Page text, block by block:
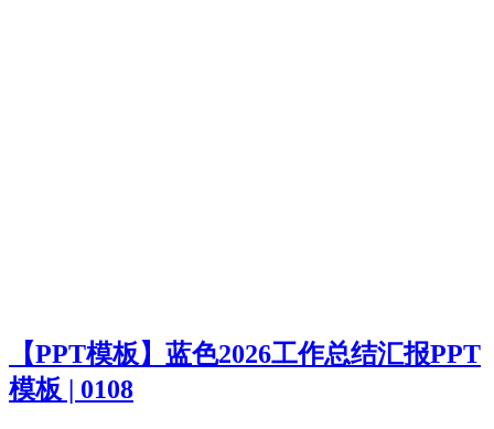
【PPT模板】蓝色2026工作总结汇报PPT
模板 | 0108